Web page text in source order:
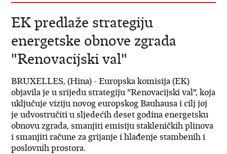
EK predlaže strategiju
energetske obnove zgrada
"Renovacijski val"
BRUXELLES, (Hina) - Europska komisija (EK)
objavila je u srijedu strategiju "Renovacijski val", koja
uključuje viziju novog europskog Bauhausa i cilj joj
je udvostručiti u sljedećih deset godina energetsku
obnovu zgrada, smanjiti emisiju stakleničkih plinova
i smanjiti račune za grijanje i hlađenje stambenih i
poslovnih prostora.